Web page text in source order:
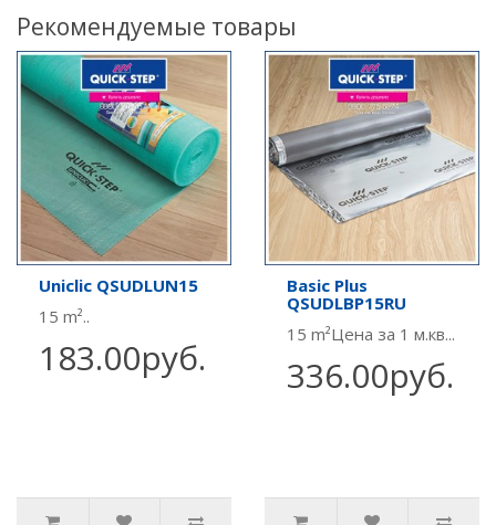
Рекомендуемые товары
Uniclic QSUDLUN15
15 m²..
183.00руб.
Basic Plus
QSUDLBP15RU
15 m²Цена за 1 м.кв...
336.00руб.